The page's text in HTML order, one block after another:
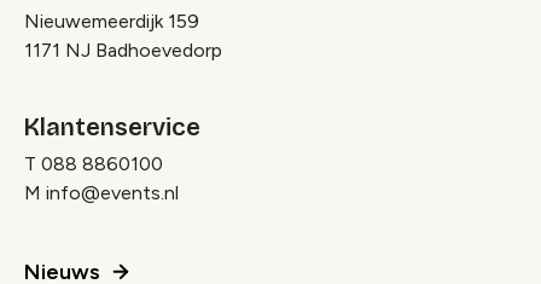
Nieuwemeerdijk 159
1171 NJ Badhoevedorp
Klantenservice
T 088 8860100
M info@events.nl
Nieuws